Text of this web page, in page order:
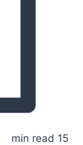
15 min read